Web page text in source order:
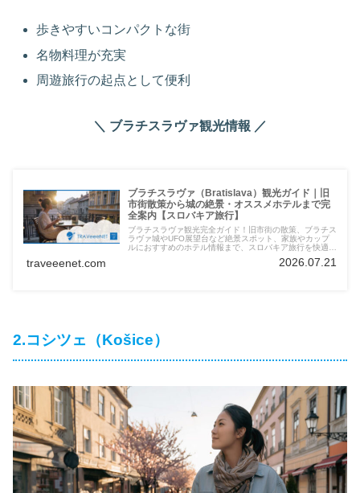
歩きやすいコンパクトな街
名物料理が充実
周遊旅行の起点として便利
＼ ブラチスラヴァ観光情報 ／
ブラチスラヴァ（Bratislava）観光ガイド｜旧
市街散策から城の絶景・オススメホテルまで完
全案内【スロバキア旅行】
ブラチスラヴァ観光完全ガイド！旧市街の散策、ブラチス
ラヴァ城やUFO展望台など絶景スポット、家族やカップ
ルにおすすめのホテル情報まで、スロバキア旅行を快適に
traveeenet.com 2026.07.21
2.コシツェ（Košice）